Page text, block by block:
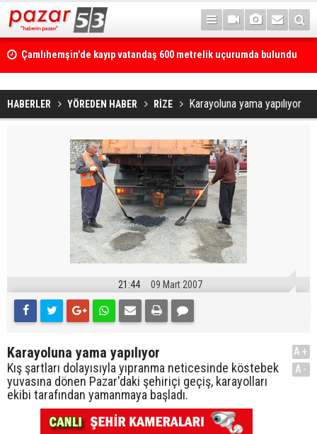
Çamlıhemşin'de kayıp vatandaş 600 metrelik uçurumda bulundu
HABERLER YÖREDEN HABER RİZE Karayoluna yama yapılıyor
21:44 09 Mart 2007
Karayoluna yama yapılıyor
Kış şartları dolayısıyla yıpranma neticesinde köstebek
yuvasına dönen Pazar'daki şehiriçi geçiş, karayolları
ekibi tarafından yamanmaya başladı.
A+
A-